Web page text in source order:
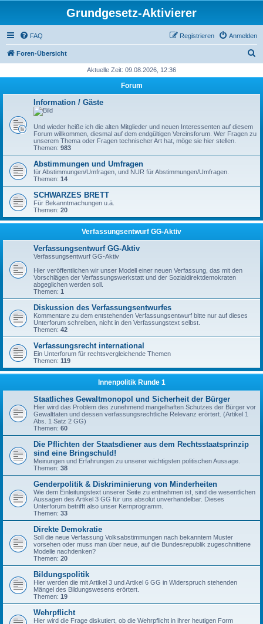
Grundgesetz-Aktivierer
FAQ Anmelden
Registrieren
Foren-Übersicht
h
Aktuelle Zeit: 09.08.2026, 12:36
Forum
Information / Gäste
Und wieder heiße ich die alten Mitglieder und neuen Interessenten auf diesem
Forum willkommen, diesmal auf dem endgültigen Vereinsforum. Wer Fragen zu
unserem Thema oder Fragen technischer Art hat, möge sie hier stellen.
Themen: 983
Abstimmungen und Umfragen
für Abstimmungen/Umfragen, und NUR für Abstimmungen/Umfragen.
Themen: 14
SCHWARZES BRETT
Für Bekanntmachungen u.ä.
Themen: 20
Verfassungsentwurf GG-Aktiv
Verfassungsentwurf GG-Aktiv
Verfassungsentwurf GG-Aktiv
Hier veröffentlichen wir unser Modell einer neuen Verfassung, das mit den
Vorschlägen der Verfassungswerkstatt und der Sozialdirektdemokraten
abgeglichen werden soll.
Themen: 1
Diskussion des Verfassungsentwurfes
Kommentare zu dem entstehenden Verfassungsentwurf bitte nur auf dieses
Unterforum schreiben, nicht in den Verfassungstext selbst.
Themen: 42
Verfassungsrecht international
Ein Unterforum für rechtsvergleichende Themen
Themen: 119
Innenpolitik Runde 1
Staatliches Gewaltmonopol und Sicherheit der Bürger
Hier wird das Problem des zunehmend mangelhaften Schutzes der Bürger vor
Gewalttaten und dessen verfassungsrechtliche Relevanz erörtert. (Artikel 1
Abs. 1 Satz 2 GG)
Themen: 60
Die Pflichten der Staatsdiener aus dem Rechtsstaatsprinzip
sind eine Bringschuld!
Meinungen und Erfahrungen zu unserer wichtigsten politischen Aussage.
Themen: 38
Genderpolitik & Diskriminierung von Minderheiten
Wie dem Einleitungstext unserer Seite zu entnehmen ist, sind die wesentlichen
Aussagen des Artikel 3 GG für uns absolut unverhandelbar. Dieses
Unterforum betrifft also unser Kernprogramm.
Themen: 33
Direkte Demokratie
Soll die neue Verfassung Volksabstimmungen nach bekanntem Muster
vorsehen oder muss man über neue, auf die Bundesrepublik zugeschnittene
Modelle nachdenken?
Themen: 20
Bildungspolitik
Hier werden die mit Artikel 3 und Artikel 6 GG in Widerspruch stehenden
Mängel des Bildungswesens erörtert.
Themen: 19
Wehrpflicht
Hier wird die Frage diskutiert, ob die Wehrpflicht in ihrer heutigen Form